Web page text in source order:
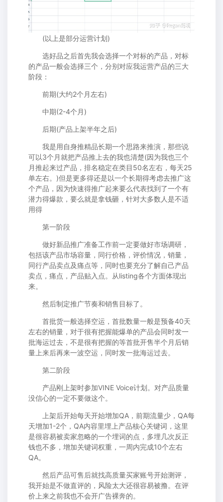
(以上是部分运营计划)
选好品之后首先我会选择一个对标的产品，对标
的产品一般会选择三个，分别对应我运营产品的三大
阶段：
前期(大约2个月左右)
中期(2-4个月)
后期(产品上架半年之后)
我是用自身推精品长期一个思路来推演，那些说
可以3个月就把产品推上去的我也清楚(因为我也三个
月推起来过产品，排名稳定在类目50名左右，每天25
单左右。)但是更多得还是以一个长期得考虑去推广这
个产品，因为快速得推广起来要么代表找到了一个有
潜力得爆款，要么就是拿钱砸，针对大多数人是不适
用得
第一阶段
做好新品推广准备工作前一定要做好市场调研，
包括该产品市场容量，同行价格，评价情况，销量，
同行产品卖点及痛点等，同时也要充分了解自己产品
卖点，痛点，产品贴入点。从listing各个方面体现出
来。
然后制定推广节奏和销售目标了。
首批货一般选择空运，首批数量一般是预备40天
左右的销量，对于很有把握能爆单的产品会同时发一
批海运过去，不是很有把握的等首批开售半个月后销
量上来后再来一波空运，同时发一批海运过去。
第二阶段
产品刚上架时参加VINE Voice计划。对产品质量
没信心的一定不要做这个。
上架后开始每天开始增加QA，前期流量少，QA每
天增加1-2个，QA内容里埋上产品核心关键词，这里
是很容易被卖家忽略的一个埋词的点，多埋几次反正
钱也不多，增加关键词权重，一周内完成10个左右
QA。
然后产品可售后就找高质量买家账号开始测评，
我开始是不做直评的，风险太大还很容易被撸。在评
价上来之前我也不会开广告裸奔的。